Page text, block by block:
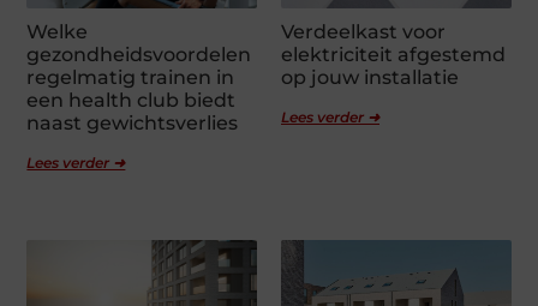
Welke
gezondheidsvoordelen
regelmatig trainen in
een health club biedt
naast gewichtsverlies
Lees verder ➜
Verdeelkast voor
elektriciteit afgestemd
op jouw installatie
Lees verder ➜